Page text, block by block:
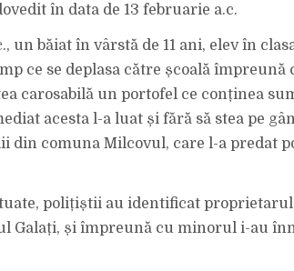
UN
PORTOFEL
CU
2.000
LEI
PE
STRADĂ.
A
PREMIAT
PENTRU
GESTUL
în data de 13 februarie a.c.
un băiat în vârstă de 11 ani, elev în
ce se deplasa către școală împreună
carosabilă un portofel ce conținea
acesta l-a luat și fără să stea pe
din comuna Milcovul, care l-a predat
polițiștii au identificat proprietarul
Galați, și împreună cu minorul i-au